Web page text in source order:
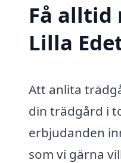
Få alltid
Lilla
Att anlita
din trädgård i
erbjudanden
som vi gärna